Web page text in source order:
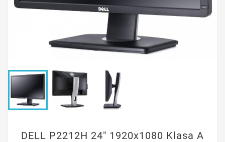
DELL P2212H 24" 1920x1080 Klasa A